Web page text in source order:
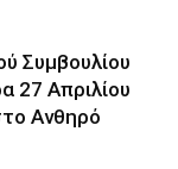
Συμβουλίου
27 Απριλίου
Ανθηρό